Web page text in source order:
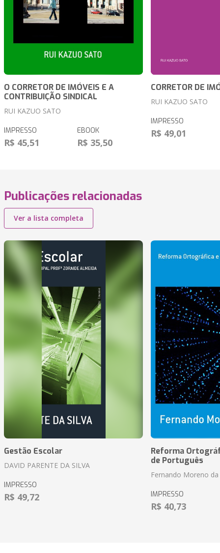
O CORRETOR DE IMÓVEIS E A
CONTRIBUIÇÃO SINDICAL
RUI KAZUO SATO
IMPRESSO
R$ 45,51
EBOOK
R$ 35,50
CORRETOR DE
RUI KAZUO SATO
IMPRESSO
R$ 49,01
Publicações relacionadas
Ver a lista completa
Gestão Escolar
DAVID PARENTE DA SILVA
IMPRESSO
R$ 49,72
Reforma
de Português
Fernando Moreno da
IMPRESSO
R$ 40,73